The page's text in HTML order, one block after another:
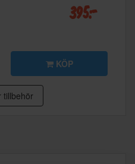
395:-
KÖP
tillbehör